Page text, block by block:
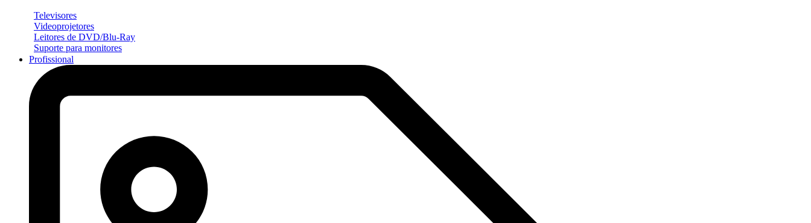
Televisores
Videoprojetores
Leitores de DVD/Blu-Ray
Suporte para monitores
Profissional